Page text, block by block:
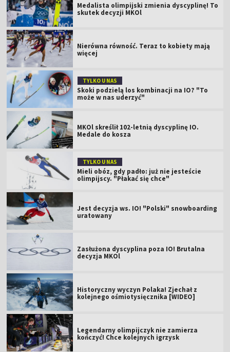
Medalista olimpijski zmienia dyscyplinę! To
skutek decyzji MKOl
Nierówna równość. Teraz to kobiety mają
więcej
TYLKO U NAS
Skoki podzielą los kombinacji na IO? "To
może w nas uderzyć"
MKOl skreślił 102-letnią dyscyplinę IO.
Medale do kosza
TYLKO U NAS
Mieli obóz, gdy padło: już nie jesteście
olimpijscy. "Płakać się chce"
Jest decyzja ws. IO! "Polski" snowboarding
uratowany
Zasłużona dyscyplina poza IO! Brutalna
decyzja MKOl
Historyczny wyczyn Polaka! Zjechał z
kolejnego ośmiotysięcznika [WIDEO]
Legendarny olimpijczyk nie zamierza
kończyć! Chce kolejnych igrzysk